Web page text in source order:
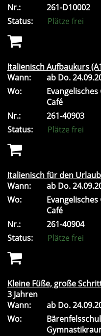
Nr.:
261-D10002
Status:
Plätze frei
Italienisch Aufbaukurs
Wann:
ab Do.
Wo:
Café
Nr.:
261-40903
Status:
Plätze frei
Italienisch für den
Wann:
ab Do.
Wo:
Café
Nr.:
261-40904
Status:
Plätze frei
Kleine Füße, große
3 Jahren
Wann:
ab Do.
Wo: